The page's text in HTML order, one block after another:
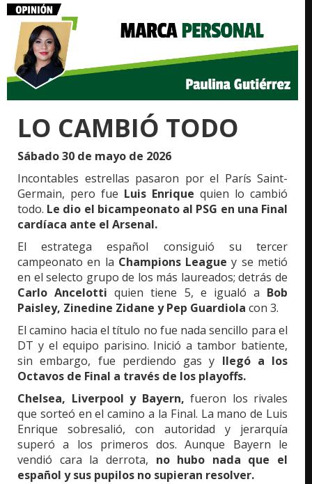
LO CAMBIÓ TODO
Sábado 30 de mayo de 2026
Incontables estrellas pasaron por el París Saint-
Germain, pero fue Luis Enrique quien lo cambió
todo. Le dio el bicampeonato al PSG en una Final
cardíaca ante el Arsenal.
El estratega español consiguió su tercer
campeonato en la Champions League y se metió
en el selecto grupo de los más laureados; detrás de
Carlo Ancelotti quien tiene 5, e igualó a Bob
Paisley, Zinedine Zidane y Pep Guardiola con 3.
El camino hacia el título no fue nada sencillo para el
DT y el equipo parisino. Inició a tambor batiente,
sin embargo, fue perdiendo gas y llegó a los
Octavos de Final a través de los playoffs.
Chelsea, Liverpool y Bayern, fueron los rivales
que sorteó en el camino a la Final. La mano de Luis
Enrique sobresalió, con autoridad y jerarquía
superó a los primeros dos. Aunque Bayern le
vendió cara la derrota, no hubo nada que el
español y sus pupilos no supieran resolver.